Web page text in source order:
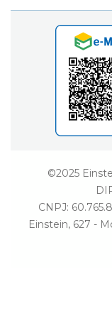
Consulta de
Ouvidoria
©2025
CNPJ:
Einstein, 627 -